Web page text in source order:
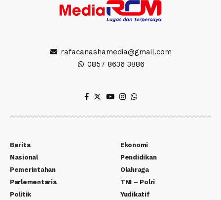
rafacanashamedia@gmail.com
0857 8636 3886
Berita
Nasional
Pemerintahan
Parlementaria
Politik
Ekonomi
Pendidikan
Olahraga
TNI – Polri
Yudikatif